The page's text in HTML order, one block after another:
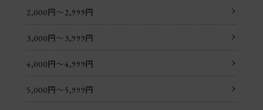
2,000円〜2,999円
3,000円〜3,999円
4,000円〜4,999円
5,000円〜5,999円